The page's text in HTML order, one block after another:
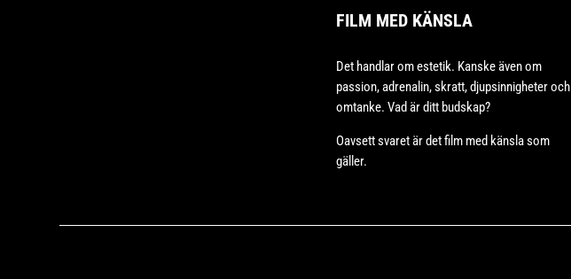
FILM MED KÄNSLA
Det handlar om estetik. Kanske även om
passion, adrenalin, skratt, djupsinnigheter och
omtanke. Vad är ditt budskap?
Oavsett svaret är det film med känsla som
gäller.